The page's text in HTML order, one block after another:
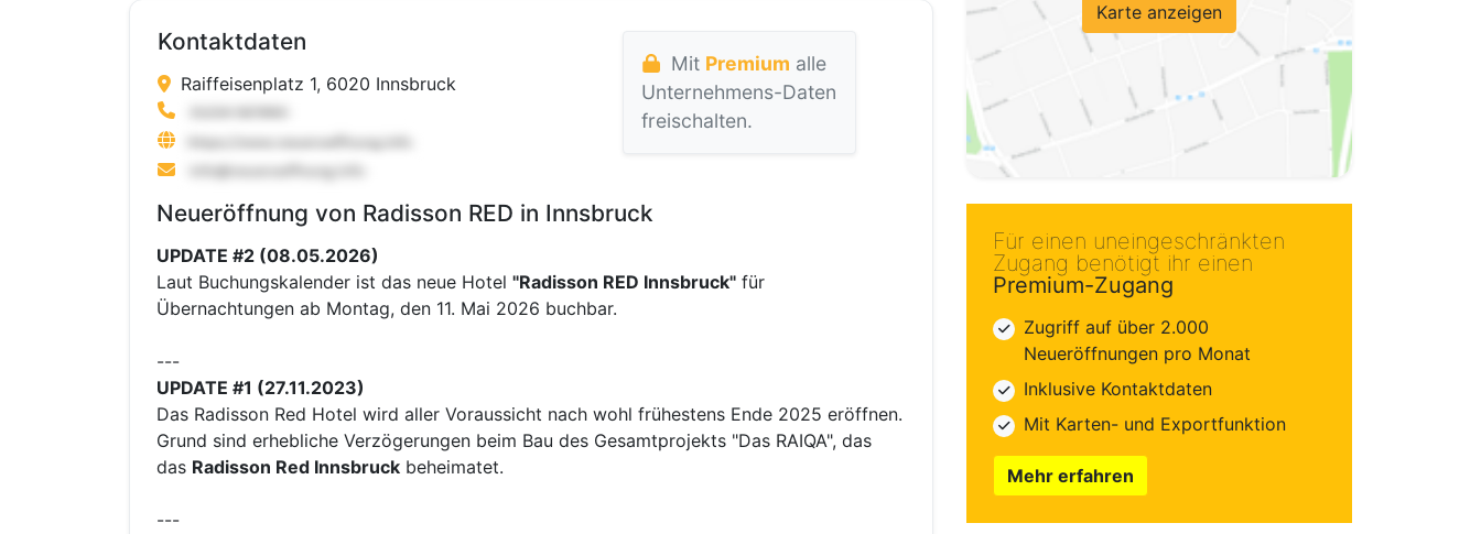
Kontaktdaten
Raiffeisenplatz 1, 6020 Innsbruck
Mit Premium alle
Unternehmens-Daten
freischalten.
Neueröffnung von Radisson RED in Innsbruck
UPDATE #2 (08.05.2026)
Laut Buchungskalender ist das neue Hotel "Radisson RED Innsbruck" für
Übernachtungen ab Montag, den 11. Mai 2026 buchbar.
---
UPDATE #1 (27.11.2023)
Das Radisson Red Hotel wird aller Voraussicht nach wohl frühestens Ende 2025 eröffnen.
Grund sind erhebliche Verzögerungen beim Bau des Gesamtprojekts "Das RAIQA", das
das Radisson Red Innsbruck beheimatet.
---
Karte anzeigen
Für einen uneingeschränkten
Zugang benötigt ihr einen
Premium-Zugang
Zugriff auf über 2.000
Neueröffnungen pro Monat
Inklusive Kontaktdaten
Mit Karten- und Exportfunktion
Mehr erfahren